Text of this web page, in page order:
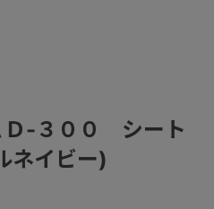
-３００ シート
ネイビー)